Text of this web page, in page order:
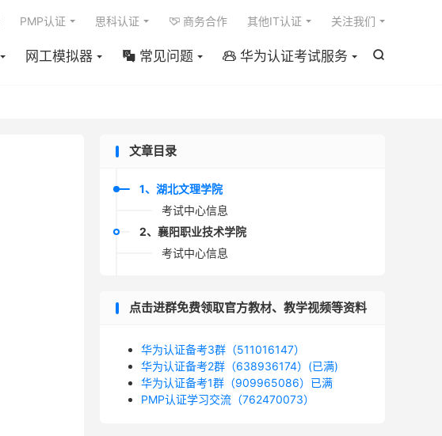

网工模拟器  常见问题  华为认证考试服务
PMP认证 思科认证  商务合作 其他IT认证 关注我们
文章目录
1、湖北文理学院
考试中心信息
2、襄阳职业技术学院
考试中心信息
点击进群免费领取官方教材、教学视频等资料
华为认证备考3群（511016147）
华为认证备考2群（638936174）(已满)
华为认证备考1群（909965086）已满
PMP认证学习交流（762470073）